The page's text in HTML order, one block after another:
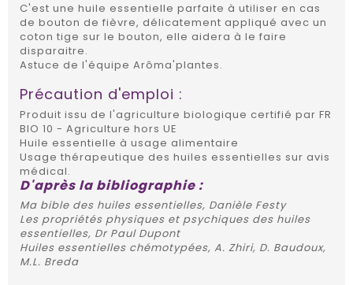
C'est une huile essentielle parfaite à utiliser en cas
de bouton de fièvre, délicatement appliqué avec un
coton tige sur le bouton, elle aidera à le faire
disparaitre.
Astuce de l'équipe Arôma'plantes.
Précaution d'emploi :
Produit issu de l'agriculture biologique certifié par FR
BIO 10 - Agriculture hors UE
Huile essentielle à usage alimentaire
Usage thérapeutique des huiles essentielles sur avis
médical.
D'après la bibliographie :
Ma bible des huiles essentielles, Danièle Festy
Les propriétés physiques et psychiques des huiles
essentielles, Dr Paul Dupont
Huiles essentielles chémotypées, A. Zhiri, D. Baudoux,
M.L. Breda